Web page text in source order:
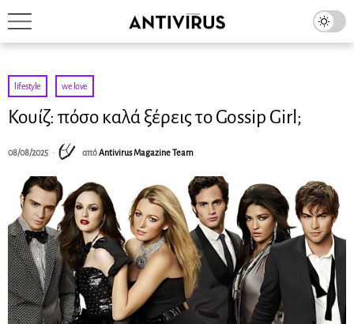
lifestyle · we love
Κουίζ: πόσο καλά ξέρεις το Gossip Girl;
08/08/2025 απόAntivirus Magazine Team